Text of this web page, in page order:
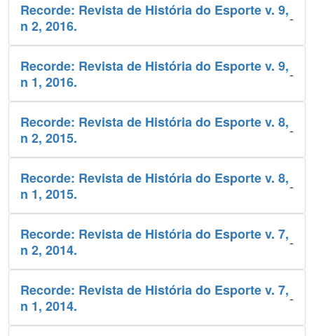
Recorde: Revista de História do Esporte v. 9,
n 2, 2016.
-
Recorde: Revista de História do Esporte v. 9,
n 1, 2016.
-
Recorde: Revista de História do Esporte v. 8,
n 2, 2015.
-
Recorde: Revista de História do Esporte v. 8,
n 1, 2015.
-
Recorde: Revista de História do Esporte v. 7,
n 2, 2014.
-
Recorde: Revista de História do Esporte v. 7,
n 1, 2014.
-